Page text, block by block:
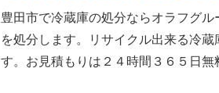
豊田市で冷蔵庫の処分ならオラフグ
を処分します。リサイクル出来る冷
す。お見積もりは２４時間３６５日無